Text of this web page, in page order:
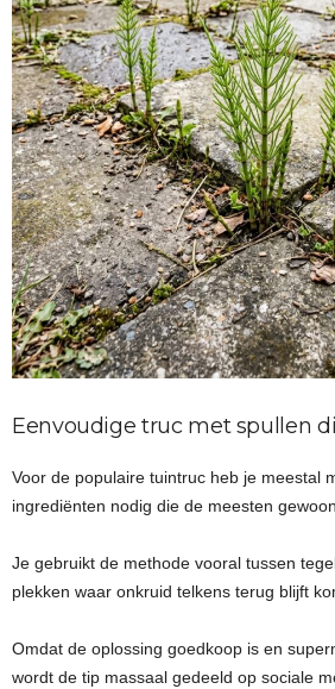
Eenvoudige truc met spullen
Voor de populaire tuintruc heb je meestal
ingrediënten nodig die de meesten
Je gebruikt de methode vooral tussen
plekken waar onkruid telkens terug blijft
Omdat de oplossing goedkoop is en
wordt de tip massaal gedeeld op sociale